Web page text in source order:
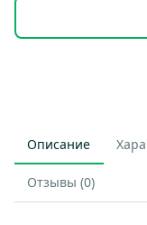
Описание
Отзывы (0)